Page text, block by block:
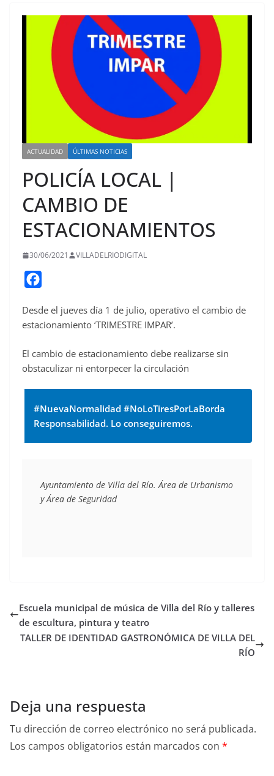
ACTUALIDAD ÚLTIMAS NOTICIAS
POLICÍA LOCAL |
CAMBIO DE
ESTACIONAMIENTOS
30/06/2021 VILLADELRIODIGITAL
c
e
o
Desde el jueves día 1 de julio, operativo el cambio de
estacionamiento ‘TRIMESTRE IMPAR’.
El cambio de estacionamiento debe realizarse sin
obstaculizar ni entorpecer la circulación
#NuevaNormalidad #NoLoTiresPorLaBorda
Responsabilidad. Lo conseguiremos.
Ayuntamiento de Villa del Río. Área de Urbanismo
y Área de Seguridad
Escuela municipal de música de Villa del Río y talleres
de escultura, pintura y teatro
TALLER DE IDENTIDAD GASTRONÓMICA DE VILLA DEL
RÍO
Deja una respuesta
Tu dirección de correo electrónico no será publicada.
Los campos obligatorios están marcados con *